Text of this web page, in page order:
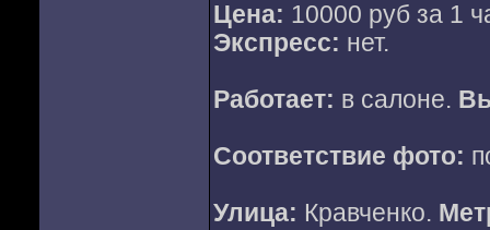
Цена: 10000 руб за 1
Экспресс: нет.
Работает: в салоне.
Соответствие фото:
Улица: Кравченко.